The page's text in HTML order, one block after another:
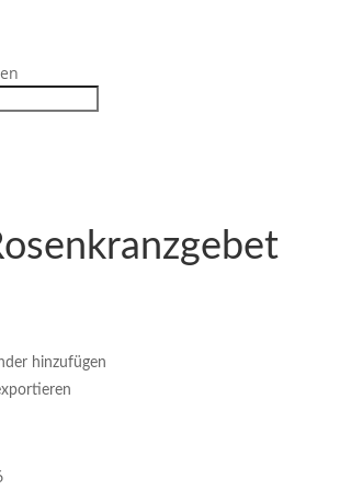
hinzufügen